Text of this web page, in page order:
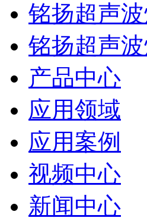
铭扬超声
铭扬超声
产品中心
应用领域
应用案例
视频中心
新闻中心